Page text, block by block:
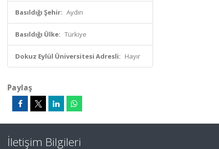
Basıldığı Şehir: Aydın
Basıldığı Ülke: Türkiye
Dokuz Eylül Üniversitesi Adresli: Hayır
Paylaş
İletişim Bilgileri